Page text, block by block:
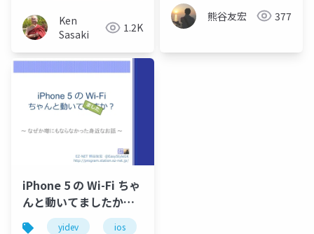
Ken
Sasaki
1.2K
熊谷友宏 377
iPhone 5 の Wi-Fi ちゃ
んと動いてましたか？
#yidevyidev ios